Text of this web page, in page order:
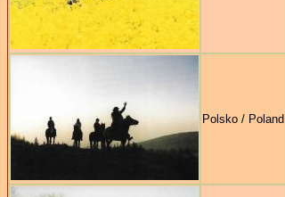
Polsko / Poland